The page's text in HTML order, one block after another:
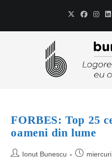
FORBES: Top 25
oameni din lume
Ionut Bunescu